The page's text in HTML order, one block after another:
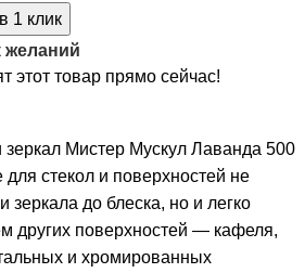
1 клик
желаний
этот товар прямо сейчас!
зеркал Мистер Мускул Лаванда 500
для стекол и поверхностей не
зеркала до блеска, но и легко
других поверхностей — кафеля,
и хромированных